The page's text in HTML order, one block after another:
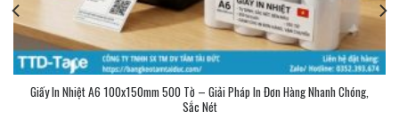
Giấy In Nhiệt A6 100x150mm 500 Tờ – Giải Pháp In Đơn Hàng Nhanh Chóng,
Sắc Nét